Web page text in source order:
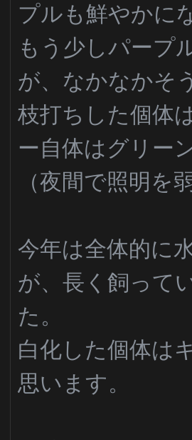
プルも鮮やかに
もう少しパープ
が、なかなかそ
枝打ちした個体
ー自体はグリー
（夜間で照明を
今年は全体的に
が、長く飼って
た。
白化した個体は
思います。